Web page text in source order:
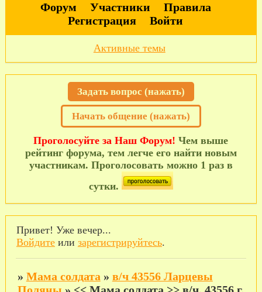
Форум Участники
Правила
Регистрация
Войти
Активные темы
Задать вопрос (нажать)
Начать общение (нажать)
Проголосуйте за Наш Форум! Чем выше
рейтинг форума, тем легче его найти новым
участникам. Проголосовать можно 1 раз в
сутки.
Привет! Уже вечер...
Войдитеили зарегистрируйтесь.
» Мама солдата » в/ч 43556 Ларцевы